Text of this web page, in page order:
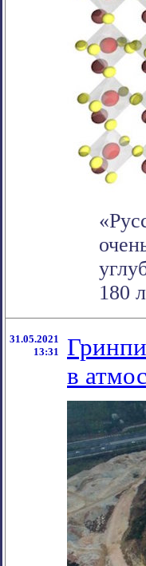
180
31.05.2021
13:31
в